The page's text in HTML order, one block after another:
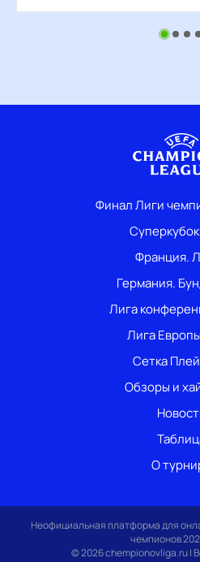
Финал Лиги
Франция.
Германия.
Лига
Лига
Сетка
Обзоры и
О
Неофициальная платформа для
чемпионов
© 2026 chempionovliga.ru |